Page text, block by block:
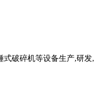
式破碎机等设备生产,研发,